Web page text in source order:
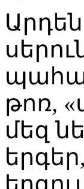
թոռ,
մեզ